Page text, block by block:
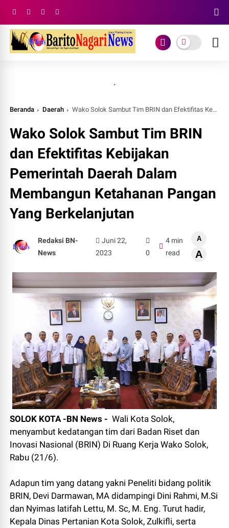
.
Beranda Daerah Wako Solok Sambut Tim BRIN dan Efektifitas Kebijakan Pemerintah Daerah Dalam Membangun Ketahanan Pangan Yang Berkelanjutan
Wako Solok Sambut Tim BRIN
dan Efektifitas Kebijakan
Pemerintah Daerah Dalam
Membangun Ketahanan Pangan
Yang Berkelanjutan
Redaksi BN-
News
Juni 22,
2023
0
4 min
read
A
A
SOLOK KOTA -BN News - Wali Kota Solok,
menyambut kedatangan tim dari Badan Riset dan
Inovasi Nasional (BRIN) Di Ruang Kerja Wako Solok,
Rabu (21/6).
Adapun tim yang datang yakni Peneliti bidang politik
BRIN, Devi Darmawan, MA didampingi Dini Rahmi, M.Si
dan Nyimas latifah Lettu, M. Sc, M. Eng. Turut hadir,
Kepala Dinas Pertanian Kota Solok, Zulkifli, serta